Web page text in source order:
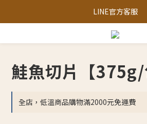
三峽區農會-獨家限定「梨仔
LINE官方客服
三峽區農會-獨家限定「梨仔
鮭魚切片【375g/
全店，低溫商品購物滿2000元免運費